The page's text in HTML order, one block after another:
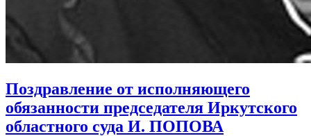
Поздравление от исполняющего
обязанности председателя Иркутского
областного суда И. ПОПОВА